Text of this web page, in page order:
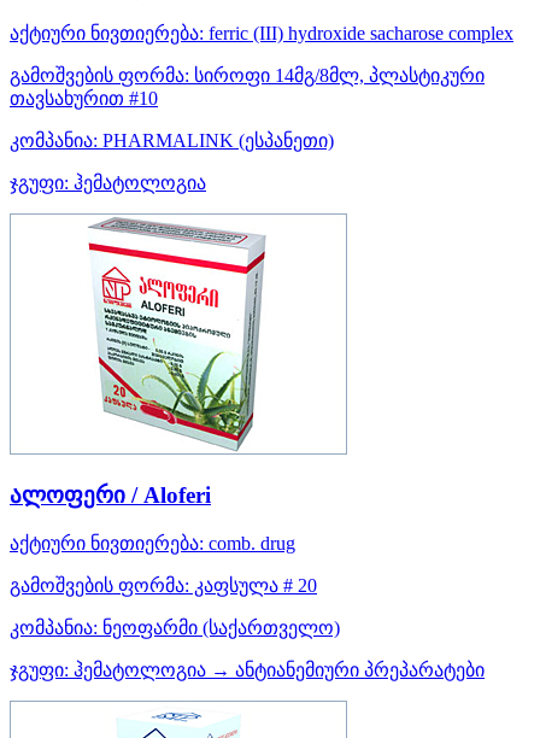
აქტიური ნივთიერება: ferric (III) hydroxide sacharose complex
გამოშვების ფორმა: სიროფი 14მგ/8მლ, პლასტიკური
თავსახურით #10
კომპანია: PHARMALINK (ესპანეთი)
ჯგუფი: ჰემატოლოგია
ალოფერი / Aloferi
აქტიური ნივთიერება: comb. drug
გამოშვების ფორმა: კაფსულა # 20
კომპანია: ნეოფარმი (საქართველო)
ჯგუფი: ჰემატოლოგია → ანტიანემიური პრეპარატები